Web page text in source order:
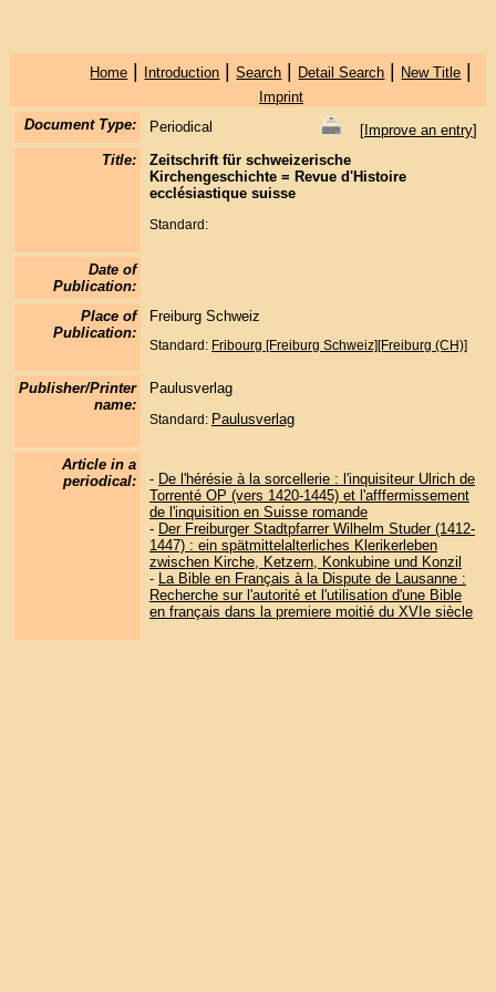
Home | Introduction |Search | Detail Search | New Title |
Imprint
Document Type:
Periodical [Improve an entry]
Title:
Zeitschrift für schweizerische
Kirchengeschichte = Revue d'Histoire
ecclésiastique suisse
Standard:
Date of
Publication:
Place of
Publication:
Freiburg Schweiz
Standard: Fribourg [Freiburg Schweiz][Freiburg (CH)]
Publisher/Printer
name:
Paulusverlag
Standard: Paulusverlag
Article in a
periodical:
- De l'hérésie à la sorcellerie : l'inquisiteur Ulrich de
Torrenté OP (vers 1420-1445) et l'afffermissement
de l'inquisition en Suisse romande
- Der Freiburger Stadtpfarrer Wilhelm Studer (1412-
1447) : ein spätmittelalterliches Klerikerleben
zwischen Kirche, Ketzern, Konkubine und Konzil
- La Bible en Français à la Dispute de Lausanne :
Recherche sur l'autorité et l'utilisation d'une Bible
en français dans la premiere moitié du XVIe siècle